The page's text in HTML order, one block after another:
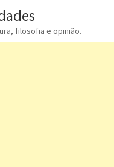
filosofia e opinião.